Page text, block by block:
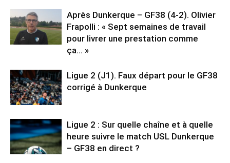
Après Dunkerque – GF38 (4-2). Olivier
Frapolli : « Sept semaines de travail
pour livrer une prestation comme
ça… »
Ligue 2 (J1). Faux départ pour le GF38
corrigé à Dunkerque
Ligue 2 : Sur quelle chaîne et à quelle
heure suivre le match USL Dunkerque
– GF38 en direct ?